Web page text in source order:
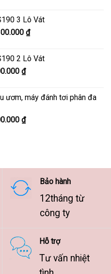
9.800.000 ₫
đến
3 Lô Vát
₫Khoảng
8.300.000 ₫
2 Lô Vát
₫Khoảng
7.500.000 ₫
9.500.000 ₫
ươm, máy đánh tơi phân đa
₫Khoảng
9.500.000 ₫
Bảo hành
12tháng từ
công ty
Hỗ trợ
Tư vấn nhiệt